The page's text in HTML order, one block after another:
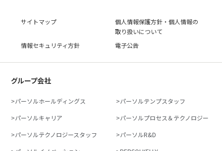
サイトマップ
個人情報保護方針・個人情報の
取り扱いについて
情報セキュリティ方針
電子公告
グループ会社
パーソルホールディングス
パーソルテンプスタッフ
パーソルキャリア
パーソルプロセス＆テクノロジー
パーソルテクノロジースタッフ
パーソルR&D